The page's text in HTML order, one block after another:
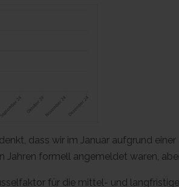
dass wir im Januar aufgrund
Jahren formell angemeldet waren,
für die mittel- und